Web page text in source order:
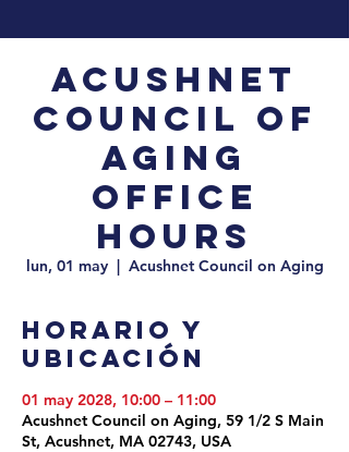
Acushnet
Council of
Aging
Office
Hours
lun, 01 may
  |
Acushnet Council on Aging
Horario y
ubicación
01 may 2028, 10:00 – 11:00
Acushnet Council on Aging, 59 1/2 S Main
St, Acushnet, MA 02743, USA